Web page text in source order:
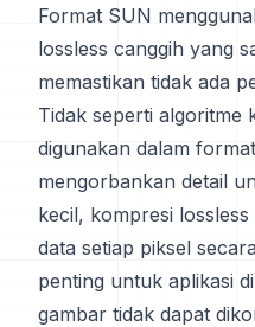
Format SUN
lossless canggih yang
memastikan tidak ada
Tidak seperti algoritme
digunakan dalam
mengorbankan detail
kecil, kompresi
data setiap piksel
penting untuk aplikasi
gambar tidak dapat